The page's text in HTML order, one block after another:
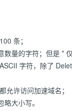
条；
数量的字符；但是 *
字符，除了
允许访问加速域名；
大小写。